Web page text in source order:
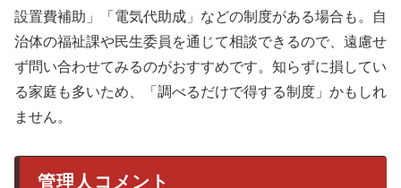
設置費補助」「電気代助成」などの制度がある場合も。自
治体の福祉課や民生委員を通じて相談できるので、遠慮せ
ず問い合わせてみるのがおすすめです。知らずに損してい
る家庭も多いため、「調べるだけで得する制度」かもしれ
ません。
管理人コメント